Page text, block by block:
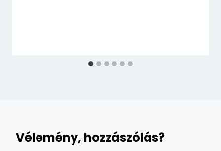
Vélemény, hozzászólás?